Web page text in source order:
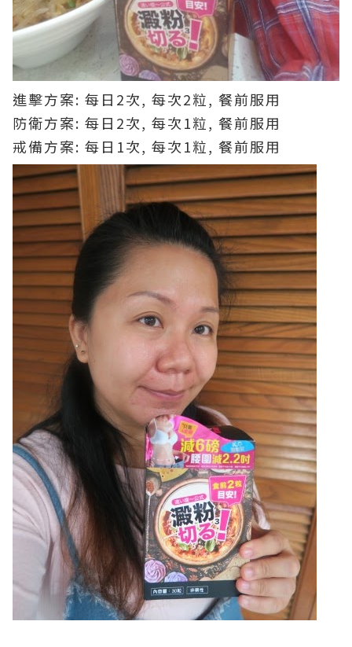
進擊方案: 每日2次, 每次2粒, 餐前服用
防衛方案: 每日2次, 每次1粒, 餐前服用
戒備方案: 每日1次, 每次1粒, 餐前服用